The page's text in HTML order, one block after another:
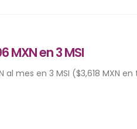
MXN en 3 MSI
al mes en 3 MSI ($3,618 MXN